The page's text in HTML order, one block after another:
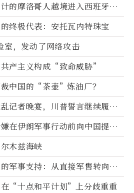
的摩洛哥人越境进入西班牙休
终极代表：安托瓦内特珠宝
室，发动了网络攻击
产主义构成“致命威胁”
中国的“茶壶”炼油厂？
记者晚宴，川普誓言继续履行
在伊朗军事行动前向中国提供
星图像
木兹海峡
军事支持：从直接军售转向间
“十点和平计划”上分歧重重